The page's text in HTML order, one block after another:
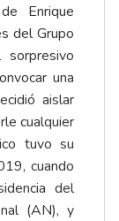
Enrique
del Grupo
una
aislar
cualquier
tuvo su
cuando
del
(AN), y